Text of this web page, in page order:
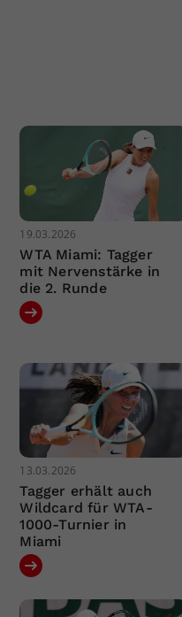
19.03.2026
WTA Miami: Tagger
mit Nervenstärke in
die 2. Runde
13.03.2026
Tagger erhält auch
Wildcard für WTA-
1000-Turnier in
Miami